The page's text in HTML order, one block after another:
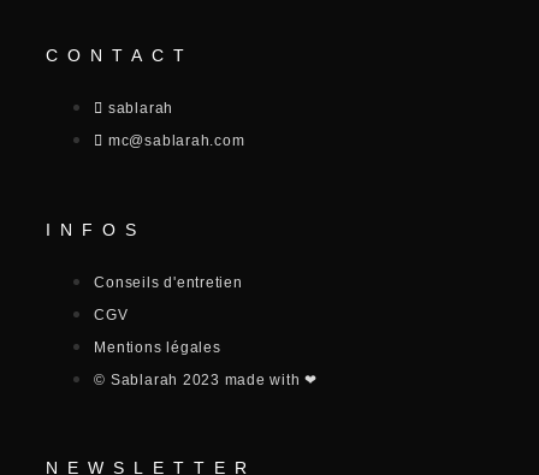
CONTACT
sablarah
mc@sablarah.com
INFOS
Conseils d'entretien
CGV
Mentions légales
© Sablarah 2023 made with ❤
NEWSLETTER